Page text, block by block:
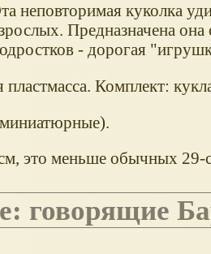
неповторимая куколка
Предназначена
- дорогая
Комплект:
это меньше обычных 29-
говорящие